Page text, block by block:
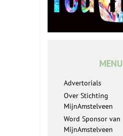
MENU
Advertorials
Over Stichting
MijnAmstelveen
Word Sponsor van
MijnAmstelveen